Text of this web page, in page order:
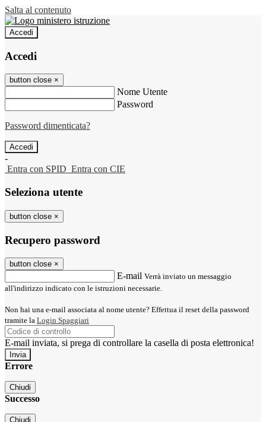
Salta al contenuto
Accedi
Accedi
button close ×
Nome Utente
Password
Password dimenticata?
-
Entra con SPID Entra con CIE
Seleziona utente
button close ×
Recupero password
button close ×
E-mail Verrà inviato un messaggio
all'indirizzo indicato con le istruzioni necessarie.
Non hai una e-mail associata al nome utente? Effettua il reset della password
tramite la Login Spaggiari
E-mail inviata, si prega di controllare la casella di posta elettronica!
Errore
Chiudi
Successo
Chiudi